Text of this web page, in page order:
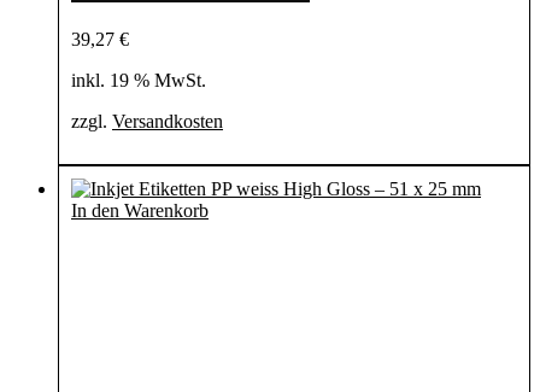
39,27 €
inkl. 19 % MwSt.
zzgl. Versandkosten
In den Warenkorb